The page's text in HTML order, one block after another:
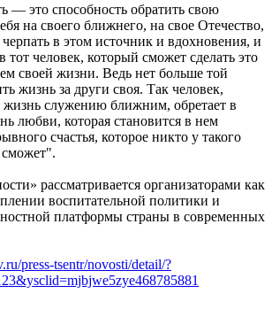
— это способность обратить свою
на своего ближнего, на свое Отечество,
в этом источник и вдохновения, и
тот человек, который сможет сделать это
своей жизни. Ведь нет больше той
жизнь за други своя. Так человек,
служению ближним, обретает в
любви, которая становится в нем
счастья, которое никто у такого
сможет".
рассматривается организаторами как
воспитательной политики и
платформы страны в современных
press-tsentr/novosti/detail/?